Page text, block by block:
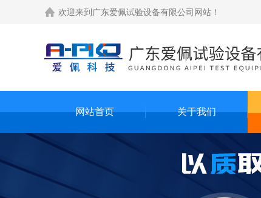
欢迎来到 广东爱佩试验设备有限公司网站 ！
网站首页 关于我们